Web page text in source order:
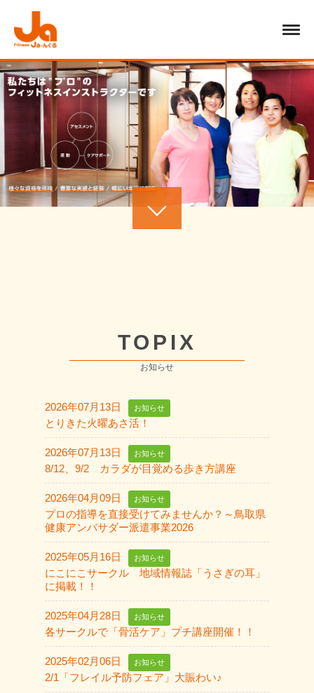
TOPIX
お知らせ
2026年07月13日 お知らせ
とりきた火曜あさ活！
2026年07月13日 お知らせ
8/12、9/2 カラダが目覚める歩き方講座
2026年04月09日 お知らせ
プロの指導を直接受けてみませんか？～鳥取県
健康アンバサダー派遣事業2026
2025年05月16日 お知らせ
にこにこサークル 地域情報誌「うさぎの耳」
に掲載！！
2025年04月28日 お知らせ
各サークルで「骨活ケア」プチ講座開催！！
2025年02月06日 お知らせ
2/1「フレイル予防フェア」大賑わい♪